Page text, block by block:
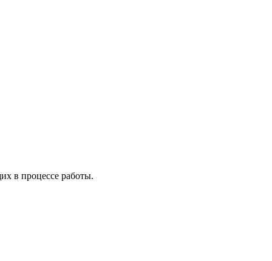
в процессе работы.